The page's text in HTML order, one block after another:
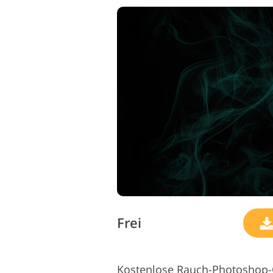
Frei
Kostenlose Rauch-